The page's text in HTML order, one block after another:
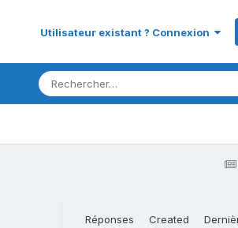
Utilisateur existant ? Connexion
Réponses Created